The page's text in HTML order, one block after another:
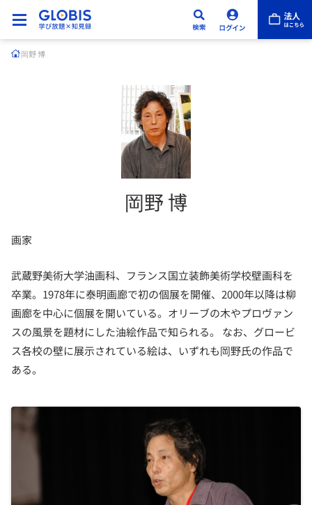
岡野 博
岡野 博
画家
武蔵野美術大学油画科、フランス国立装飾美術学校壁画科を
卒業。1978年に泰明画廊で初の個展を開催、2000年以降は柳
画廊を中心に個展を開いている。オリーブの木やプロヴァン
スの風景を題材にした油絵作品で知られる。 なお、グロービ
ス各校の壁に展示されている絵は、いずれも岡野氏の作品で
ある。